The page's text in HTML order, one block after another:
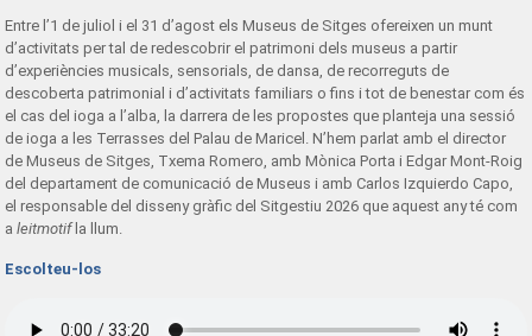
Entre l’1 de juliol i el 31 d’agost els Museus de Sitges ofereixen un munt
d’activitats per tal de redescobrir el patrimoni dels museus a partir
d’experiències musicals, sensorials, de dansa, de recorreguts de
descoberta patrimonial i d’activitats familiars o fins i tot de benestar com és
el cas del ioga a l’alba, la darrera de les propostes que planteja una sessió
de ioga a les Terrasses del Palau de Maricel. N’hem parlat amb el director
de Museus de Sitges, Txema Romero, amb Mònica Porta i Edgar Mont-Roig
del departament de comunicació de Museus i amb Carlos Izquierdo Capo,
el responsable del disseny gràfic del Sitgestiu 2026 que aquest any té com
aleitmotifla llum.
Escolteu-los